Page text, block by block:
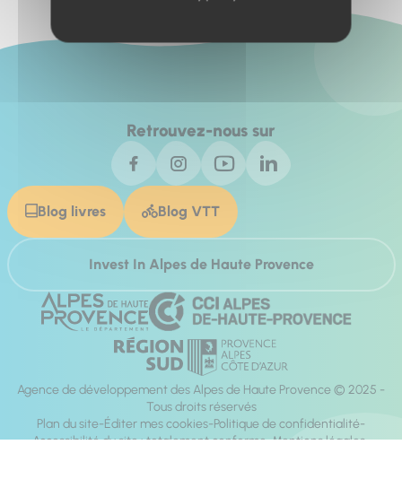
Retrouvez-nous sur
Blog livres Blog VTT
Invest In Alpes de Haute Provence
Agence de développement des Alpes de Haute Provence © 2025 -
Tous droits réservés
Plan du site Éditer mes cookies Politique de confidentialité
Accessibilité du site : totalement conforme Mentions légales